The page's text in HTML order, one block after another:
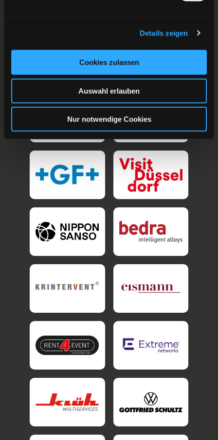
Details zeigen
Cookies zulassen
Auswahl erlauben
Nur notwendige Cookies